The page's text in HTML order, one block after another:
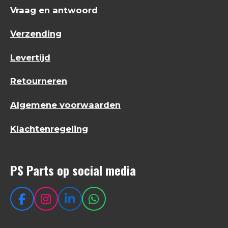
Vraag en antwoord
Verzending
Levertijd
Retourneren
Algemene voorwaarden
Klachtenregeling
PS Parts op social media
F
a
I
n
L
i
W
h